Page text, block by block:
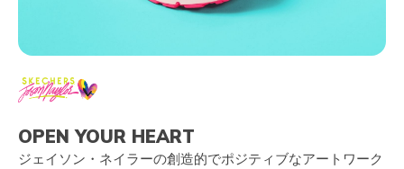
OPEN YOUR HEART
ジェイソン・ネイラーの創造的でポジティブなアートワーク